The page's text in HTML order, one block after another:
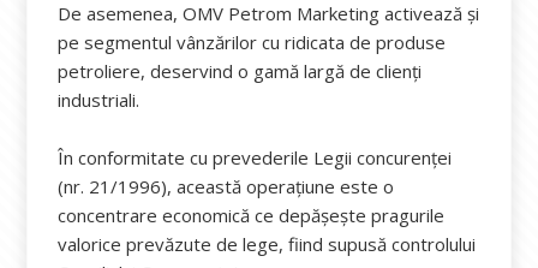
De asemenea, OMV Petrom Marketing activează și
pe segmentul vânzărilor cu ridicata de produse
petroliere, deservind o gamă largă de clienți
industriali.
În conformitate cu prevederile Legii concurenței
(nr. 21/1996), această operațiune este o
concentrare economică ce depășește pragurile
valorice prevăzute de lege, fiind supusă controlului